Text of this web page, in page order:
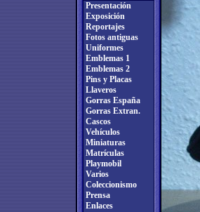
Presentación
Exposición
Reportajes
Fotos antiguas
Uniformes
Emblemas 1
Emblemas 2
Pins y Placas
Llaveros
Gorras España
Gorras Extran.
Cascos
Vehículos
Miniaturas
Matrículas
Playmobil
Varios
Coleccionismo
Prensa
Enlaces